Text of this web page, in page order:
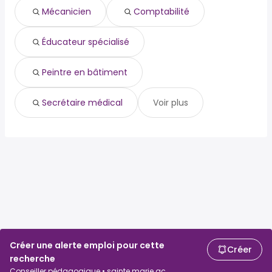
Créer une alerte emploi pour cette
recherche
Créer
Mécanicien Comptabilité
Éducateur spécialisé
Peintre en bâtiment
Secrétaire médical Voir plus